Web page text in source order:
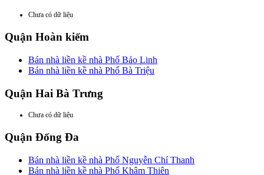
Chưa có dữ liệu
Quận Hoàn kiếm
Bán nhà liền kề nhà Phố Bảo Linh
Bán nhà liền kề nhà Phố Bà Triệu
Quận Hai Bà Trưng
Chưa có dữ liệu
Quận Đống Đa
Bán nhà liền kề nhà Phố Nguyễn Chí Thanh
Bán nhà liền kề nhà Phố Khâm Thiên